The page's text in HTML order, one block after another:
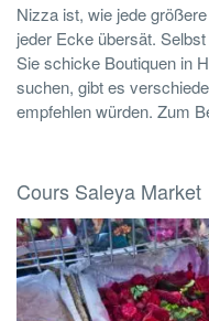
Nizza ist, wie jede
jeder Ecke übersät.
Sie schicke Boutiquen in
suchen, gibt es
empfehlen würden. Zum
Cours Saleya Market